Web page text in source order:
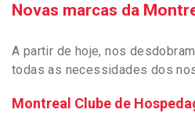
Novas marcas da
A partir de hoje, nos
todas as necessidades dos
Montreal Clube de